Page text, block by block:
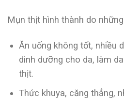
Mụn thịt hình thành do
Ăn uống không tốt, nhiều
dinh dưỡng cho da, làm
thịt.
Thức khuya, căng thẳng,